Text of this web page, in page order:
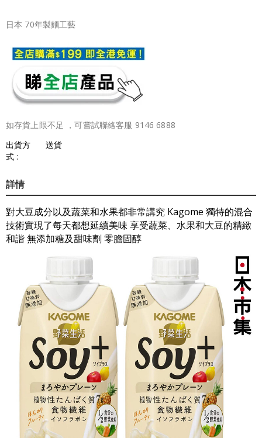
日本 70年製麵工藝
如存貨上限不足 ，可嘗試聯絡客服 9146 6888
出貨方
式 :
送貨
詳情
對大豆成分以及蔬菜和水果都非常講究 Kagome 獨特的混合
技術實現了每天都想延續美味 享受蔬菜、水果和大豆的精緻
和諧 無添加糖及甜味劑 零膽固醇